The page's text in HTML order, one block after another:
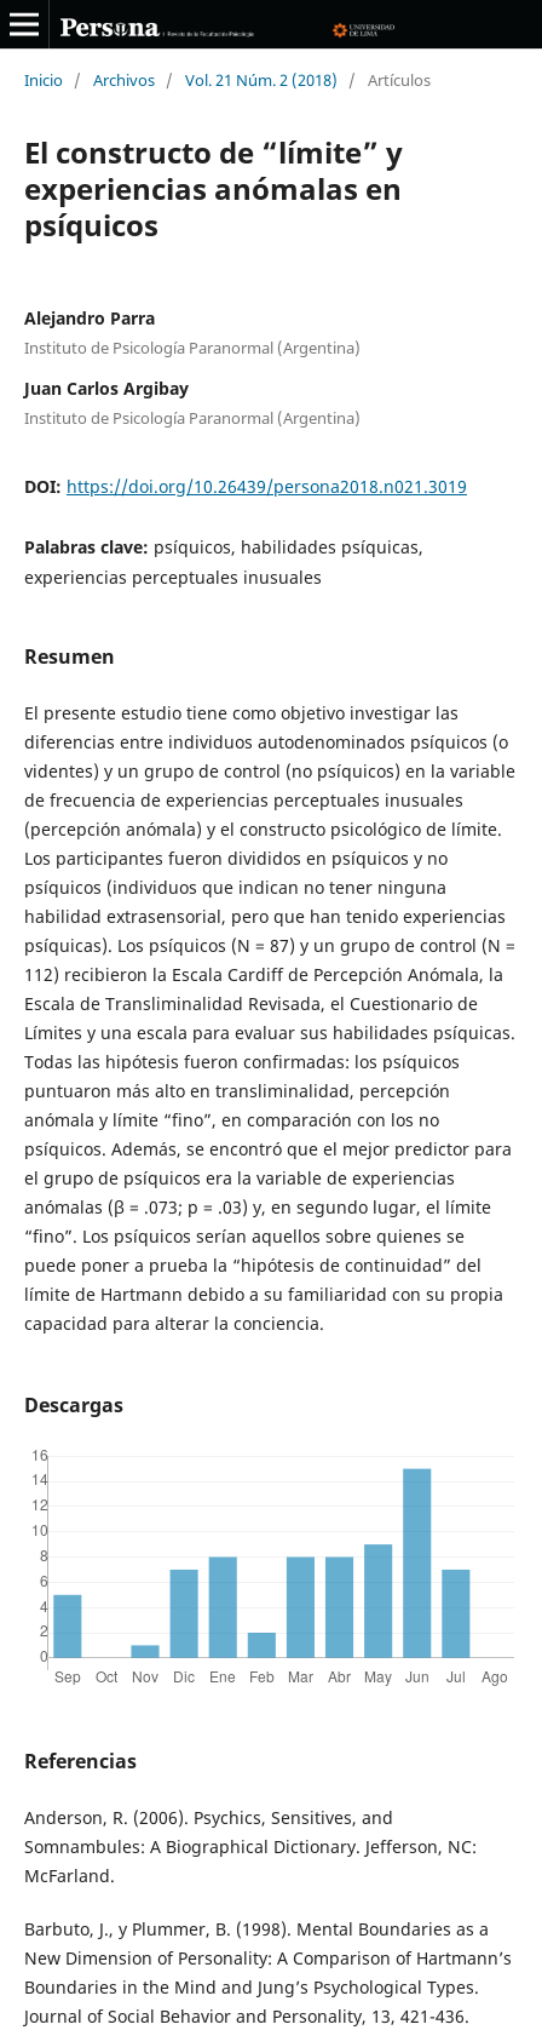
Inicio / Archivos / Vol. 21 Núm. 2 (2018) / Artículos
El constructo de “límite” y
experiencias anómalas en
psíquicos
Alejandro Parra
Instituto de Psicología Paranormal (Argentina)
Juan Carlos Argibay
Instituto de Psicología Paranormal (Argentina)
DOI: https://doi.org/10.26439/persona2018.n021.3019
Palabras clave: psíquicos, habilidades psíquicas,
experiencias perceptuales inusuales
Resumen
El presente estudio tiene como objetivo investigar las
diferencias entre individuos autodenominados psíquicos (o
videntes) y un grupo de control (no psíquicos) en la variable
de frecuencia de experiencias perceptuales inusuales
(percepción anómala) y el constructo psicológico de límite.
Los participantes fueron divididos en psíquicos y no
psíquicos (individuos que indican no tener ninguna
habilidad extrasensorial, pero que han tenido experiencias
psíquicas). Los psíquicos (N = 87) y un grupo de control (N =
112) recibieron la Escala Cardiff de Percepción Anómala, la
Escala de Transliminalidad Revisada, el Cuestionario de
Límites y una escala para evaluar sus habilidades psíquicas.
Todas las hipótesis fueron confirmadas: los psíquicos
puntuaron más alto en transliminalidad, percepción
anómala y límite “fino”, en comparación con los no
psíquicos. Además, se encontró que el mejor predictor para
el grupo de psíquicos era la variable de experiencias
anómalas (β = .073; p = .03) y, en segundo lugar, el límite
“fino”. Los psíquicos serían aquellos sobre quienes se
puede poner a prueba la “hipótesis de continuidad” del
límite de Hartmann debido a su familiaridad con su propia
capacidad para alterar la conciencia.
Descargas
Referencias
Anderson, R. (2006). Psychics, Sensitives, and
Somnambules: A Biographical Dictionary. Jefferson, NC:
McFarland.
Barbuto, J., y Plummer, B. (1998). Mental Boundaries as a
New Dimension of Personality: A Comparison of Hartmann’s
Boundaries in the Mind and Jung’s Psychological Types.
Journal of Social Behavior and Personality, 13, 421-436.